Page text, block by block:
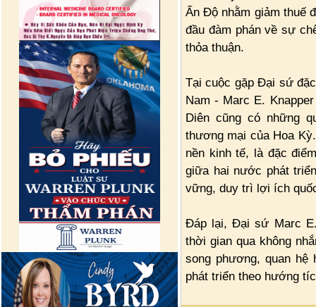
Ấn Độ nhằm giảm thuế
đầu đàm phán về sự
thỏa thuận.
Tại cuộc gặp Đại sứ
Nam - Marc E.
Diên cũng có những
thương mại của Hoa
nền kinh tế, là đặc
giữa hai nước phát
vững, duy trì lợi ích
Đáp lại, Đại sứ Marc
thời gian qua không
song phương, quan
phát triển theo hướng